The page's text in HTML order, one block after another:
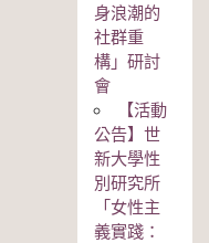
身浪潮的
社群重
構」研討
會
【活動
公告】世
新大學性
別研究所
「女性主
義實踐：